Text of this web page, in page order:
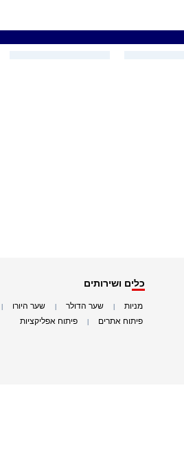
כלים ושירותים
מניות שער הדולר שער היורו
פיתוח אתרים פיתוח אפליקציות